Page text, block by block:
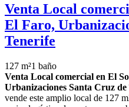
Venta Local
El Faro,
Tenerife
127 m²1 baño
Venta Local comercial en El
Urbanizaciones Santa Cruz de
vende este amplio local de 127